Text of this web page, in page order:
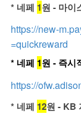
* 네페 1원 - 마이
https://new-
=quickreward
* 네페 1원 - 즉시
https://
* 네페 12원 - KB